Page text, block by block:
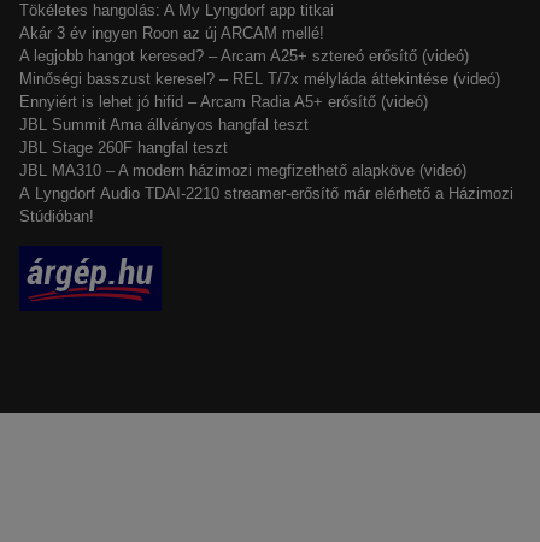
Tökéletes hangolás: A My Lyngdorf app titkai
Akár 3 év ingyen Roon az új ARCAM mellé!
A legjobb hangot keresed? – Arcam A25+ sztereó erősítő (videó)
Minőségi basszust keresel? – REL T/7x mélyláda áttekintése (videó)
Ennyiért is lehet jó hifid – Arcam Radia A5+ erősítő (videó)
JBL Summit Ama állványos hangfal teszt
JBL Stage 260F hangfal teszt
JBL MA310 – A modern házimozi megfizethető alapköve (videó)
A Lyngdorf Audio TDAI-2210 streamer-erősítő már elérhető a Házimozi
Stúdióban!